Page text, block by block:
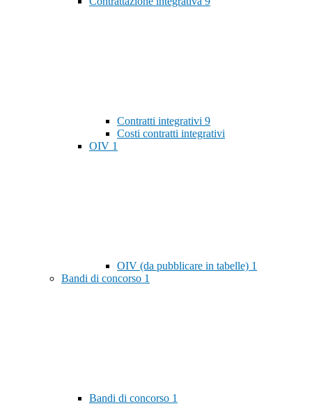
Contratti integrativi 9
Costi contratti integrativi
OIV 1
OIV (da pubblicare in tabelle) 1
Bandi di concorso 1
Bandi di concorso 1